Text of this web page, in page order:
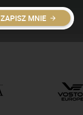
ZAPISZ MNIE